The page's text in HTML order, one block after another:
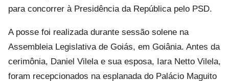
para concorrer à Presidência da República pelo PSD.
A posse foi realizada durante sessão solene na
Assembleia Legislativa de Goiás, em Goiânia. Antes da
cerimônia, Daniel Vilela e sua esposa, Iara Netto Vilela,
foram recepcionados na esplanada do Palácio Maguito